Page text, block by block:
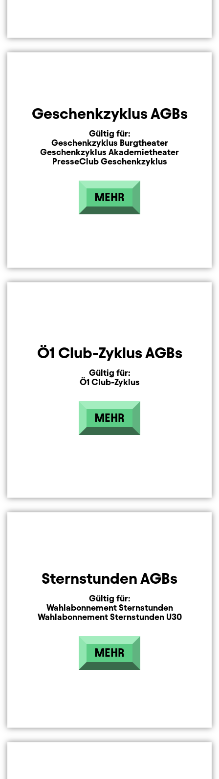
Geschenkzyklus AGBs
Gültig für:
Geschenkzyklus Burgtheater
Geschenkzyklus Akademietheater
PresseClub Geschenkzyklus
MEHR
Ö1 Club-Zyklus AGBs
Gültig für:
Ö1 Club-Zyklus
MEHR
Sternstunden AGBs
Gültig für:
Wahlabonnement Sternstunden
Wahlabonnement Sternstunden U30
MEHR